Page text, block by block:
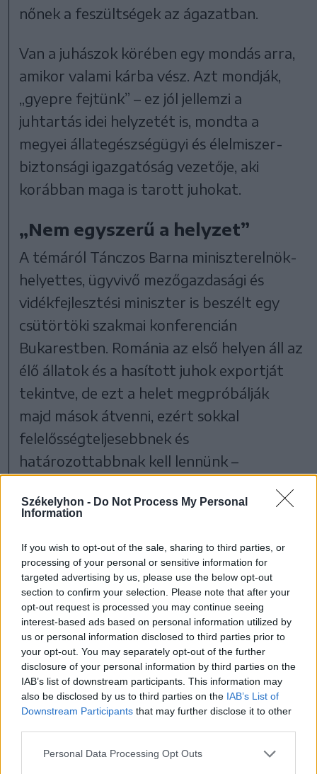
Székelyhon - Do Not Process My Personal
Information
If you wish to opt-out of the sale, sharing to third parties, or
processing of your personal or sensitive information for
targeted advertising by us, please use the below opt-out
section to confirm your selection. Please note that after your
opt-out request is processed you may continue seeing
interest-based ads based on personal information utilized by
us or personal information disclosed to third parties prior to
your opt-out. You may separately opt-out of the further
disclosure of your personal information by third parties on the
IAB’s list of downstream participants. This information may
also be disclosed by us to third parties on the IAB’s List of
Downstream Participants that may further disclose it to other
Personal Data Processing Opt Outs
nőnek a feszültségek az ágazatban.
Van a juhászok körében egy mondás arra,
amikor valami kárba vész. Azt mondják,
„gyepre fejtünk” – ez jól jellemzi a
juhtartás idei helyzetét is, mondta a
megyei állategészségügyi és élelmiszer-
biztonsági igazgatóság vezetője, aki
korábban maga is tarott juhokat.
„Nem egyszerű a helyzet”
A témáról Tánczos Barna miniszterelnök-
helyettes, ügyvivő mezőgazdasági és
vidékfejlesztési miniszter is beszélt egy
csütörtöki szakmai konferencián
Bukarestben. Románia az első helyen áll az
élő állatok és a hasított juhok exportját
tekintve, de ezt a helet megpróbálják
majd mások átvenni, ezért sokkal
felelősségteljesebbnek és
határozottabbnak kell lennünk –
„Nem egyszerű a helyzet (a juhexportot
illetően – a szerk. megj.), mert a
mezőgazdasági minisztérium eddig nem
volt bevonva ebbe a folyamatba, én pedig
áprilisban vettem át az ANSVSA
koordinálását. A Bizottság már egy éve
vár egy intézkedéscsomagot Romániától
mint tagállamtól. Ez az intézkedéscsomag
most került a Bizottság asztalára.
helyzetképünk, vagyis 41 olyan megyénk